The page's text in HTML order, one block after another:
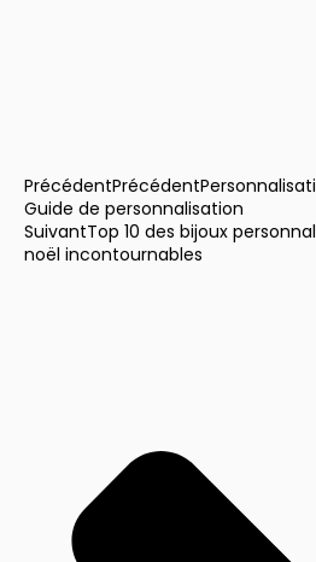
PrécédentPrécédent
Guide de personnalisation
SuivantTop 10 des bijoux
noël incontournables